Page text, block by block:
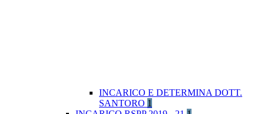
INCARICO E DETERMINA DOTT.
SANTORO 1